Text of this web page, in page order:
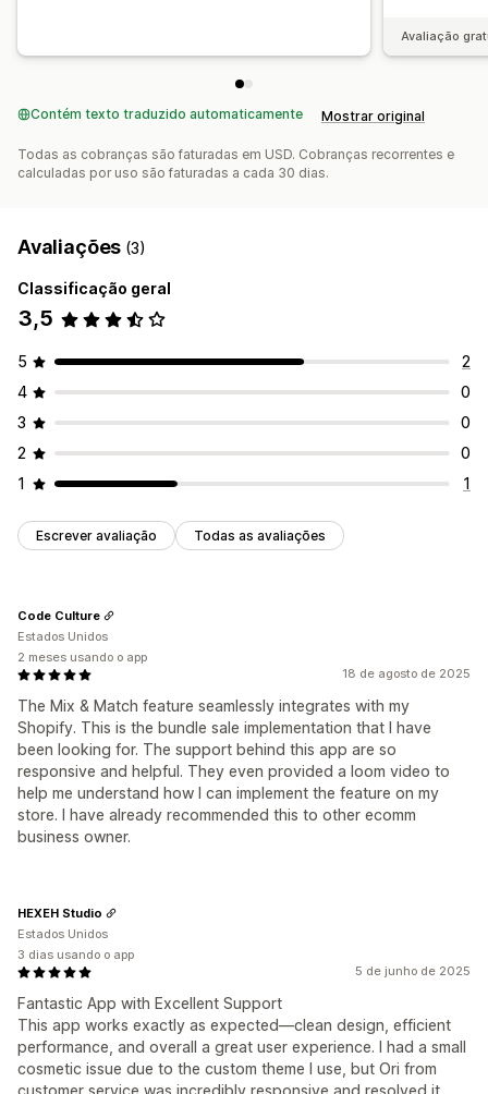
Avaliação
Contém texto traduzido automaticamente Mostrar original
Todas as cobranças são faturadas em USD. Cobranças recorrentes e
calculadas por uso são faturadas a cada 30 dias.
Avaliações (3)
Classificação geral
3,5
5
2
4
0
3
0
2
0
1
1
Escrever avaliação Todas as avaliações
18 de agosto de 2025
The Mix & Match feature seamlessly integrates with my
Shopify. This is the bundle sale implementation that I have
been looking for. The support behind this app are so
responsive and helpful. They even provided a loom video to
help me understand how I can implement the feature on my
store. I have already recommended this to other ecomm
business owner.
Code Culture
Estados Unidos
2 meses usando o app
5 de junho de 2025
Fantastic App with Excellent Support
This app works exactly as expected—clean design, efficient
performance, and overall a great user experience. I had a small
cosmetic issue due to the custom theme I use, but Ori from
HEXEH Studio
Estados Unidos
3 dias usando o app